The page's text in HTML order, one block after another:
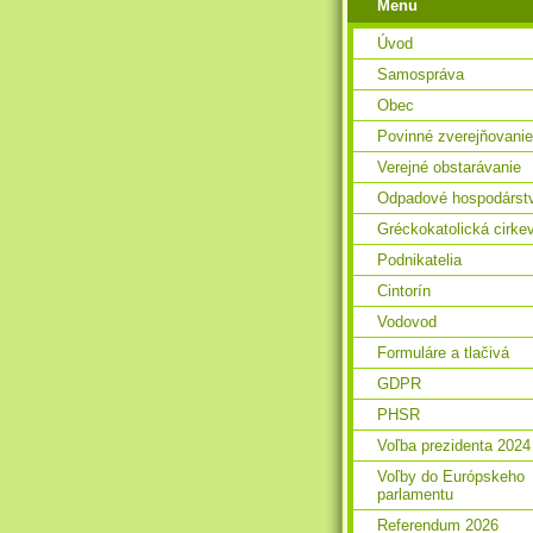
Menu
Úvod
Samospráva
Obec
Povinné zverejňovanie
Verejné obstarávanie
Odpadové
Gréckokatolická
Podnikatelia
Cintorín
Vodovod
Formuláre a tlačivá
GDPR
PHSR
Voľba prezidenta 2024
Voľby do Európskeho
parlamentu
Referendum 2026